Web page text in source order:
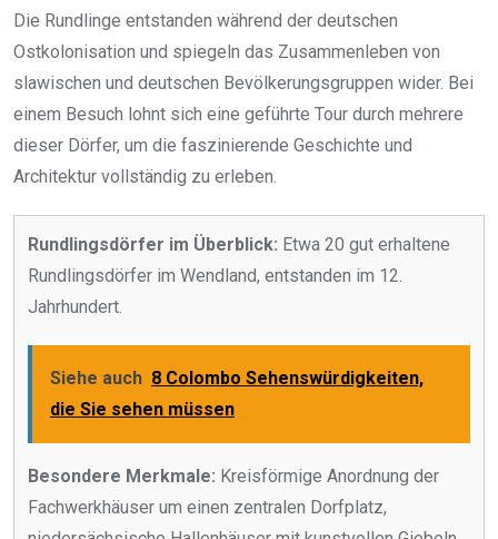
Die Rundlinge entstanden während der deutschen
Ostkolonisation und spiegeln das Zusammenleben von
slawischen und deutschen Bevölkerungsgruppen wider. Bei
einem Besuch lohnt sich eine geführte Tour durch mehrere
dieser Dörfer, um die faszinierende Geschichte und
Architektur vollständig zu erleben.
Rundlingsdörfer im Überblick: Etwa 20 gut erhaltene
Rundlingsdörfer im Wendland, entstanden im 12.
Jahrhundert.
Siehe auch 8 Colombo Sehenswürdigkeiten,
die Sie sehen müssen
Besondere Merkmale: Kreisförmige Anordnung der
Fachwerkhäuser um einen zentralen Dorfplatz,